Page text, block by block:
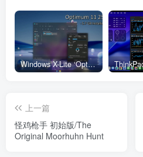
Windows X-Lite ‘Optimum 11’ 25H2 Pro v2
上一篇
怪鸡枪手 初始版/The
Original Moorhuhn Hunt